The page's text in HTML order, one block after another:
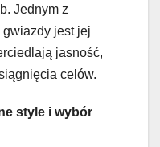
Jednym z
jest jej
jasność,
celów.
style i wybór